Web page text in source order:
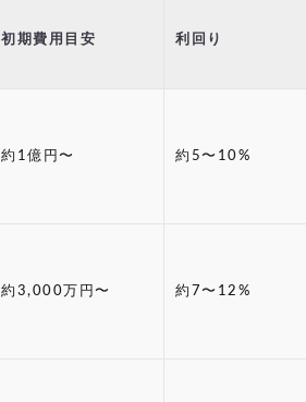
初期費用目安 利回り
約1億円〜 約5〜10%
約3,000万円〜 約7〜12%